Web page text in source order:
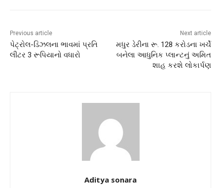
Previous article
પેટ્રોલ-ડિઝલના ભાવમાં પ્રતિ
લીટર 3 રૂપિયાનો વધારો
Next article
મધુર ડેરીના રૂ. 128 કરોડના ખર્ચે
બનેલા આધુનિક પ્લાન્ટનું અમિત
શાહ કરશે લોકાર્પણ
Aditya sonara